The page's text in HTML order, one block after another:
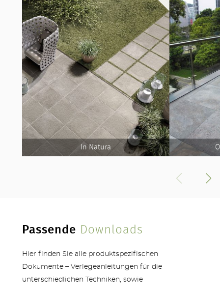
OUTDOOR KÜCHE
MEHR PRODUKTE
In Natura
Passende Downloads
Hier finden Sie alle produktspezifischen
Dokumente – Verlegeanleitungen für die
unterschiedlichen Techniken, sowie